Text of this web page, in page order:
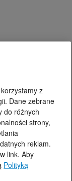
z
Dane zebrane
do różnych
strony,
reklam.
link. Aby
Polityką